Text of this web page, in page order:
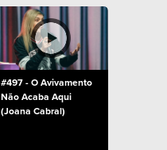
#497 - O Avivamento
Não Acaba Aqui
(Joana Cabral)